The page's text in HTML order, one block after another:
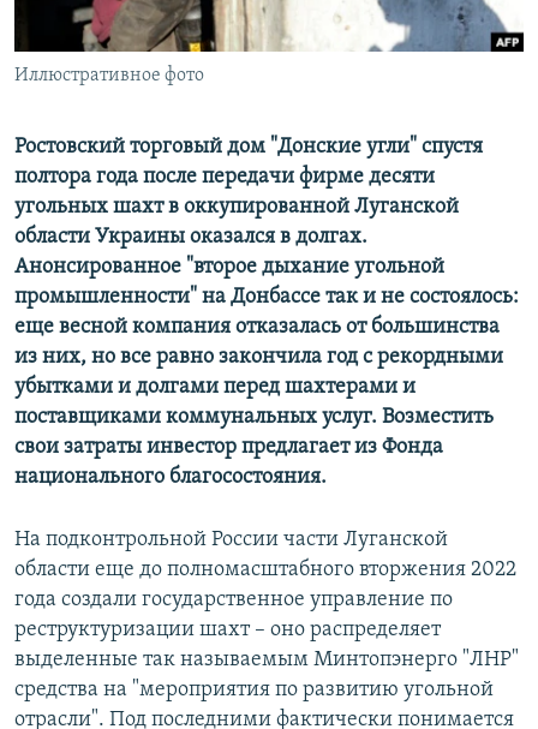
Все сайты РСЕ/РС
Иллюстративное фото
Ростовский торговый дом "Донские угли" спустя
полтора года после передачи фирме десяти
угольных шахт в оккупированной Луганской
области Украины оказался в долгах.
Анонсированное "второе дыхание угольной
промышленности" на Донбассе так и не состоялось:
еще весной компания отказалась от большинства
из них, но все равно закончила год с рекордными
убытками и долгами перед шахтерами и
поставщиками коммунальных услуг. Возместить
свои затраты инвестор предлагает из Фонда
национального благосостояния.
На подконтрольной России части Луганской
области еще до полномасштабного вторжения 2022
года создали государственное управление по
реструктуризации шахт – оно распределяет
выделенные так называемым Минтопэнерго "ЛНР"
средства на "мероприятия по развитию угольной
отрасли". Под последними фактически понимается